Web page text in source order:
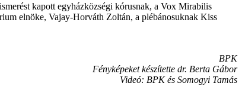
kapott egyházközségi kórusnak, a Vox Mirabilis
elnöke, Vajay-Horváth Zoltán, a plébánosuknak Kiss
BPK
Fényképeket készítette dr. Berta Gábor
Videó: BPK és Somogyi Tamás